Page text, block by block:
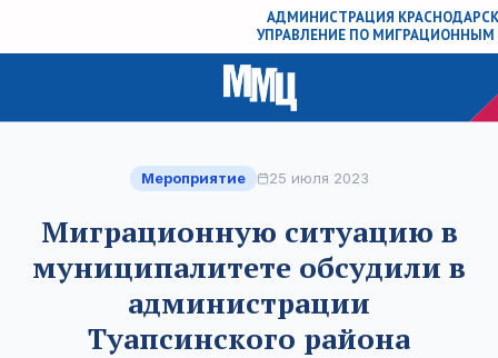
АДМИНИСТРАЦИЯ
УПРАВЛЕНИЕ ПО
Мероприятие 25 июля 2023
Миграционную ситуацию в
муниципалитете обсудили в
администрации
Туапсинского района